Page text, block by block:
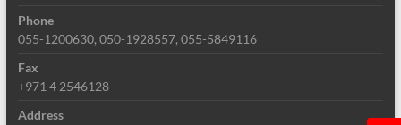
Phone
055-1200630, 050-1928557, 055-5849116
Fax
+971 4 2546128
Address